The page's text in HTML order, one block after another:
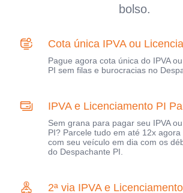
bolso.
Cota única IPVA ou
Pague agora cota única do IPVA
PI sem filas e burocracias no
IPVA e Licenciamento PI
Sem grana para pagar seu IPVA
PI? Parcele tudo em até 12x
com seu veículo em dia com os
do Despachante PI.
2ª via IPVA e